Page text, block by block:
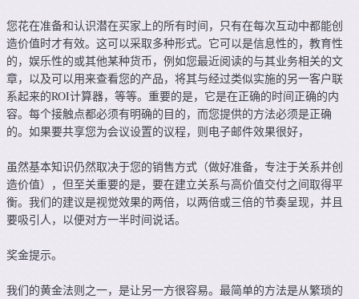
您花在准备和认识潜在买家上的所有时间，只有在每次互动中都能创
造价值时才有效。这可以采取多种形式。它可以是信息性的，教育性
的，娱乐性的或其他某种货币，例如您最近阅读的与其业务相关的文
章，以及可以用来查看您的产品，将其与经过类似实施的另一客户联
系起来的ROI计算器，等等。重要的是，它是在正确的时间正确的内
容。每个接触点都必须有明确的目的，而您提供的方法必须是正确
的。如果要共享您为会议设置的议程，则电子邮件效果很好，
虽然基本知识仍然取决于您的销售方式（做好准备，专注于关系并创
造价值），但至关重要的是，要在建立关系与高价值交付之间取得平
衡。我们的建议是视觉效果的两倍，以两倍或三倍的节奏呈现，并且
要吸引人，以便对方一半时间说话。
奖金提示。
我们的黄金法则之一，是让另一方很容易。最简单的方法是从繁琐的